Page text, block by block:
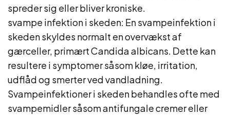
spreder sig eller bliver kroniske.
svampe infektion i skeden: En svampeinfektion i
skeden skyldes normalt en overvækst af
gærceller, primært Candida albicans. Dette kan
resultere i symptomer såsom kløe, irritation,
udflåd og smerter ved vandladning.
Svampeinfektioner i skeden behandles ofte med
svampemidler såsom antifungale cremer eller